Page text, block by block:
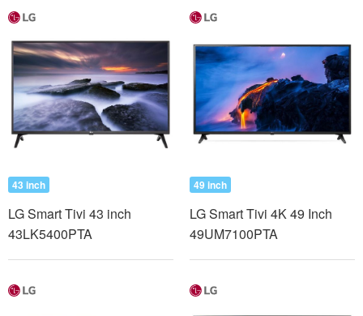
43 inch
LG Smart Tivi 43 inch
43LK5400PTA
49 inch
LG Smart Tivi 4K 49 Inch
49UM7100PTA